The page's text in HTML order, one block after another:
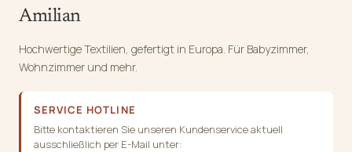
Amilian
Hochwertige Textilien, gefertigt in Europa. Für Babyzimmer,
Wohnzimmer und mehr.
SERVICE HOTLINE
Bitte kontaktieren Sie unseren Kundenservice aktuell
ausschließlich per E-Mail unter: